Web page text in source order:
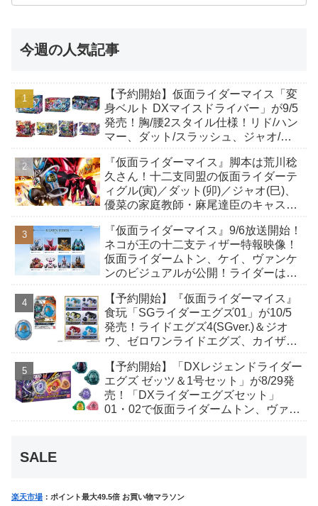
今週の人気記事
【予約開始】仮面ライダーマイス「変
身ベルト DXマイスドライバー」が9/5
発売！胸/腰2スタイル仕様！リド/ハン
マー、ダット/スラッシュ、ジャオ/バ
も！
『仮面ライダーマイス』脚本は荒川稔
久さん！十二支同盟の仮面ライダーテ
ィグル(寅)／ダット(卯)／ジャオ(巳)、
優菜の家庭教師・麻尾達臣のキャスト
んも変身！
『仮面ライダーマイス』9/6放送開始！
ネコが王の十二支ティザー特報映像！
仮面ライダームトン、ケイ、ヴァンケ
ンのビジュアルが公開！ライダーは子
【予約開始】『仮面ライダーマイス』
食玩「SGライダーエグズ01」が10/5
発売！ライドエグズ4(SGver.)＆ジオ
ウ、ゼロワンライドエグズ、カイザ、
【予約開始】「DXレジェンドライダー
エグズ ゼッツ＆1号セット」が8/29発
売！「DXライダーエグズセット」
01・02で仮面ライダームトン、ヴァン
SALE
楽天市場 ：ポイント最大49.5倍 お買い物マラソン